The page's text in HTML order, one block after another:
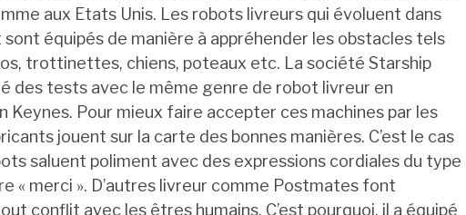
aux Etats Unis. Les robots livreurs qui évoluent dans
équipés de manière à appréhender les obstacles tels
trottinettes, chiens, poteaux etc. La société Starship
des tests avec le même genre de robot livreur en
Keynes. Pour mieux faire accepter ces machines par les
jouent sur la carte des bonnes manières. C’est le cas
saluent poliment avec des expressions cordiales du type
« merci ». D’autres livreur comme Postmates font
conflit avec les êtres humains. C’est pourquoi, il a équipé